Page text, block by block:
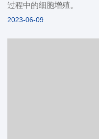
过程中的细胞增殖。
2023-06-09